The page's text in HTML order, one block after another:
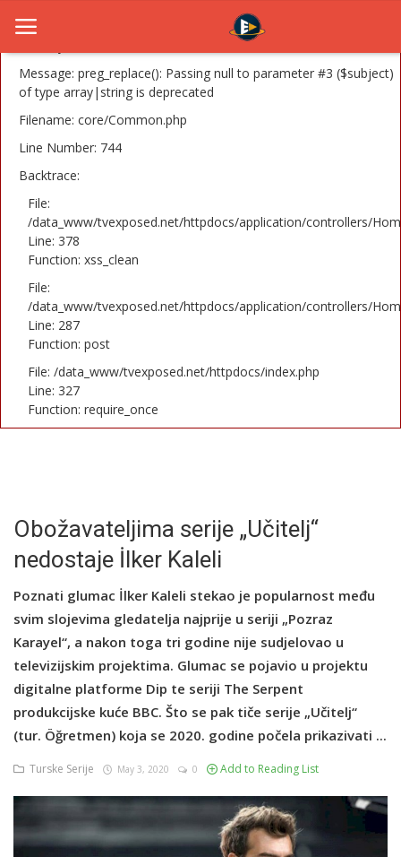
A PHP Error was encountered
Message: preg_replace(): Passing null to parameter #3 ($subject)
of type array|string is deprecated
Filename: core/Common.php
Line Number: 744
Backtrace:
File:
/data_www/tvexposed.net/httpdocs/application/controllers/
Line: 378
Function: xss_clean
File:
/data_www/tvexposed.net/httpdocs/application/controllers/
Line: 287
Function: post
File: /data_www/tvexposed.net/httpdocs/index.php
Line: 327
Function: require_once
Home
TV Serije
Filmovi
Glumci
Contact
Register
Obožavateljima serije „Učitelj“
nedostaje İlker Kaleli
Poznati glumac İlker Kaleli stekao je popularnost među
svim slojevima gledatelja najprije u seriji „Pozraz
Karayel“, a nakon toga tri godine nije sudjelovao u
televizijskim projektima. Glumac se pojavio u projektu
digitalne platforme Dip te seriji The Serpent
produkcijske kuće BBC. Što se pak tiče serije „Učitelj“
(tur. Öğretmen) koja se 2020. godine počela prikazivati ...
Turske Serije May 3, 2020 0 Add to Reading List